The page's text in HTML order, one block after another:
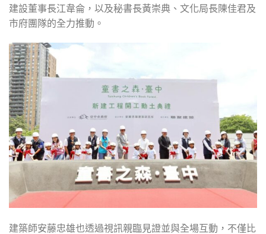
建設董事長江韋侖，以及秘書長黃崇典、文化局長陳佳君及
市府團隊的全力推動。
建築師安藤忠雄也透過視訊親臨見證並與全場互動，不僅比